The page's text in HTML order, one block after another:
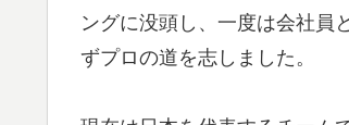
ングに没頭し、一度は会社員
ずプロの道を志しました。